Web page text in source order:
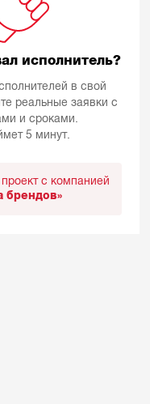
исполнитель?
в свой
реальные заявки с
и сроками.
5 минут.
с компанией
брендов»